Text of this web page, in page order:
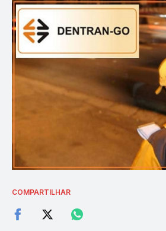
COMPARTILHAR